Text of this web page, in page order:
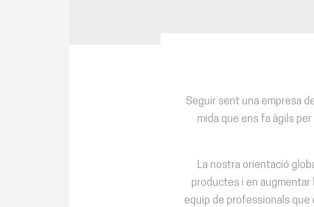
Seguir sent una empresa
mida que ens fa àgils
La nostra orientació
productes i en
equip de professionals que